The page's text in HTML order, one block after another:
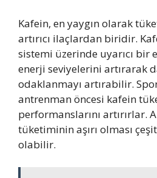
Kafein, en yaygın olarak
artırıcı ilaçlardan biridir.
sistemi üzerinde uyarıcı bir
enerji seviyelerini artırarak
odaklanmayı artırabilir.
antrenman öncesi kafein
performanslarını artırırlar.
tüketiminin aşırı olması
olabilir.